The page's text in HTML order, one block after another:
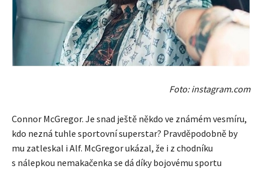
Foto: instagram.com
Connor McGregor. Je snad ještě někdo ve známém vesmíru,
kdo nezná tuhle sportovní superstar? Pravděpodobně by
mu zatleskal i Alf. McGregor ukázal, že i z chodníku
s nálepkou nemakačenka se dá díky bojovému sportu